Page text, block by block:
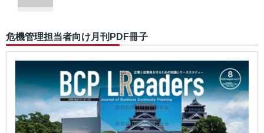
危機管理担当者向け月刊PDF冊子